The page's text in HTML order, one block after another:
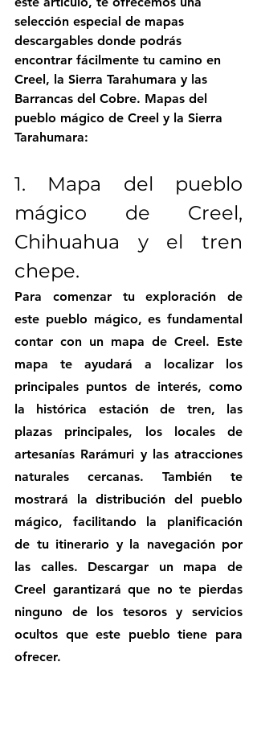
selección especial de mapas
descargables donde podrás
encontrar fácilmente tu camino en
Creel, la Sierra Tarahumara y las
Barrancas del Cobre. Mapas del
pueblo mágico de Creel y la Sierra
Tarahumara:
1. Mapa del pueblo
mágico de Creel,
Chihuahua y el tren
chepe.
Para comenzar tu exploración de
este pueblo mágico, es fundamental
contar con un mapa de Creel. Este
mapa te ayudará a localizar los
principales puntos de interés, como
la histórica estación de tren, las
plazas principales, los locales de
artesanías Rarámuri y las atracciones
naturales cercanas. También te
mostrará la distribución del pueblo
mágico, facilitando la planificación
de tu itinerario y la navegación por
las calles. Descargar un mapa de
Creel garantizará que no te pierdas
ninguno de los tesoros y servicios
ocultos que este pueblo tiene para
ofrecer.